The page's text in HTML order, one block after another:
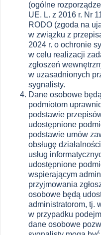
(ogólne
UE. L. z 2016 r. Nr
RODO (zgoda na
w związku z
2024 r. o ochronie
w celu realizacji
zgłoszeń
w uzasadnionych
sygnalisty.
Dane osobowe
podmiotom
podstawie
udostępnione
podstawie umów
obsługę
usług
udostępnione
wspierającym
przyjmowania
osobowe będą
administratorom, tj.
w przypadku
dane osobowe